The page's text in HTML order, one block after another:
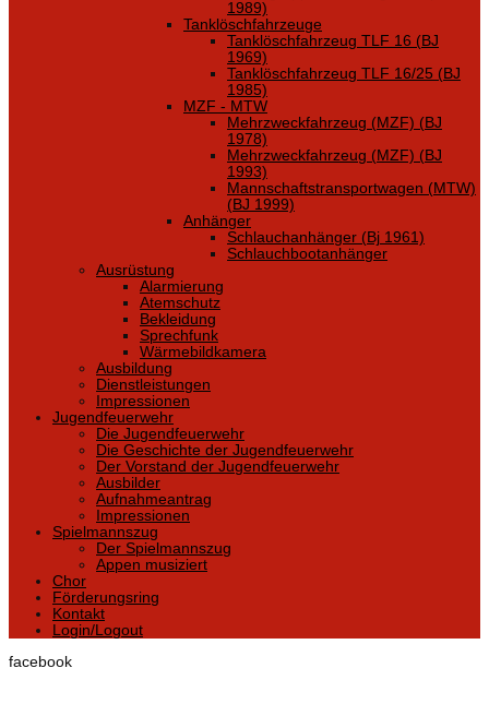
1989)
Tanklöschfahrzeuge
Tanklöschfahrzeug TLF 16 (BJ
1969)
Tanklöschfahrzeug TLF 16/25 (BJ
1985)
MZF - MTW
Mehrzweckfahrzeug (MZF) (BJ
1978)
Mehrzweckfahrzeug (MZF) (BJ
1993)
Mannschaftstransportwagen (MTW)
(BJ 1999)
Anhänger
Schlauchanhänger (Bj 1961)
Schlauchbootanhänger
Ausrüstung
Alarmierung
Atemschutz
Bekleidung
Sprechfunk
Wärmebildkamera
Ausbildung
Dienstleistungen
Impressionen
Jugendfeuerwehr
Die Jugendfeuerwehr
Die Geschichte der Jugendfeuerwehr
Der Vorstand der Jugendfeuerwehr
Ausbilder
Aufnahmeantrag
Impressionen
Spielmannszug
Der Spielmannszug
Appen musiziert
Chor
Förderungsring
Kontakt
Login/Logout
facebook